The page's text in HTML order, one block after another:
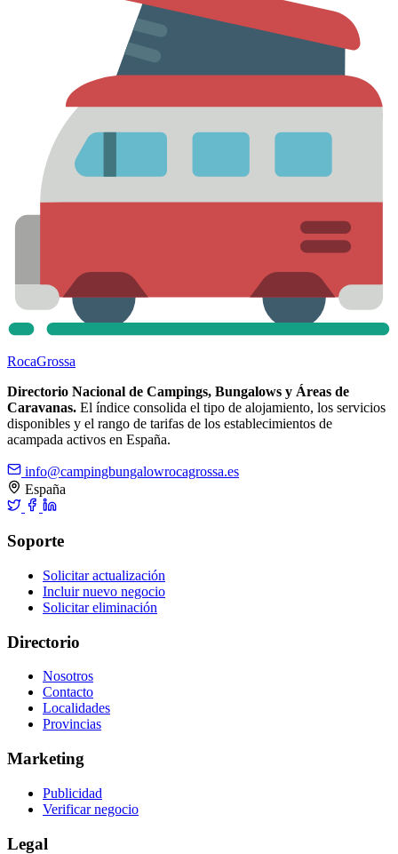
RocaGrossa
Directorio Nacional de Campings, Bungalows y Áreas de
Caravanas. El índice consolida el tipo de alojamiento, los servicios
disponibles y el rango de tarifas de los establecimientos de
acampada activos en España.
info@campingbungalowrocagrossa.es
España
Soporte
Solicitar actualización
Incluir nuevo negocio
Solicitar eliminación
Directorio
Nosotros
Contacto
Localidades
Provincias
Marketing
Publicidad
Verificar negocio
Legal